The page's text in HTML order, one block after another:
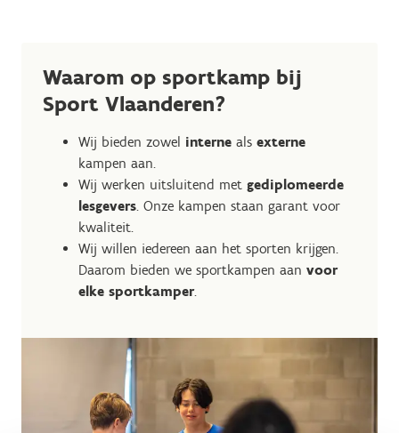
Waarom op sportkamp bij
Sport Vlaanderen?
Wij bieden zowel interne als externe
kampen aan.
Wij werken uitsluitend met gediplomeerde
lesgevers. Onze kampen staan garant voor
kwaliteit.
Wij willen iedereen aan het sporten krijgen.
Daarom bieden we sportkampen aan voor
elke sportkamper.